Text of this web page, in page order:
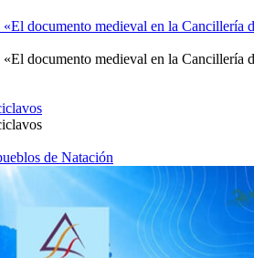
documento medieval en la Cancillería
documento medieval en la Cancillería
de Natación